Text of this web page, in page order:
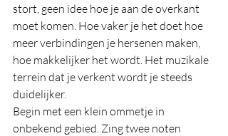
stort, geen idee hoe je aan de overkant
moet komen. Hoe vaker je het doet hoe
meer verbindingen je hersenen maken,
hoe makkelijker het wordt. Het muzikale
terrein dat je verkent wordt je steeds
duidelijker.
Begin met een klein ommetje in
onbekend gebied. Zing twee noten